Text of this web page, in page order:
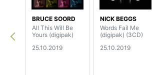
BRUCE SOORD
All This Will Be
Yours (digipak)
25.10.2019
NICK BEGGS
Words Fail Me
(digipak) (3CD)
25.10.2019